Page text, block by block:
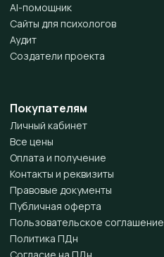
AI-помощник
Сайты для психологов
Аудит
Создатели проекта
Покупателям
Личный кабинет
Все цены
Оплата и получение
Контакты и реквизиты
Правовые документы
Публичная оферта
Пользовательское соглашение
Политика ПДн